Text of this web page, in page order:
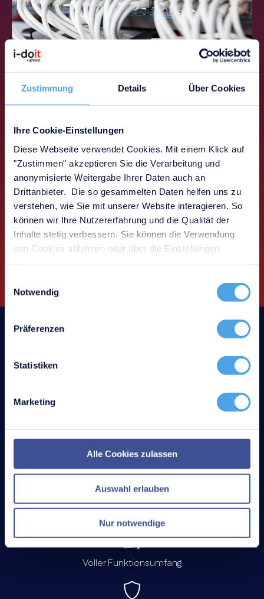
Zustimmung Details Über Cookies
Ihre Cookie-Einstellungen
Diese Webseite verwendet Cookies. Mit einem Klick auf
"Zustimmen" akzeptieren Sie die Verarbeitung und
anonymisierte Weitergabe Ihrer Daten auch an
Drittanbieter. Die so gesammelten Daten helfen uns zu
verstehen, wie Sie mit unserer Website interagieren. So
können wir Ihre Nutzererfahrung und die Qualität der
Inhalte stetig verbessern. Sie können die Verwendung
von Cookies ablehnen oder über die Einstellungen
Notwendig
Präferenzen
Statistiken
Marketing
Alle Cookies zulassen
Auswahl erlauben
Nur notwendige
Netzwerk- und
Verkabelungsmanagement
Sie dokumentieren aktive und passive
Netzwerkelemente inklusive Verkabelung,
Portbelegung, IP-Adressen und Konfigurationen
zentral und nachvollziehbar.
Use-Case ansehen
Jetzt 30 Tage kostenlos testen
Keine Zahlungs­daten nötig
Support inklusive
Voller Funktionsumfang